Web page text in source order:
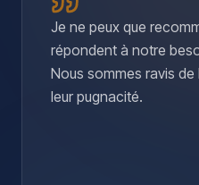
Je ne peux que
répondent à notre
Nous sommes ravis
leur pugnacité.